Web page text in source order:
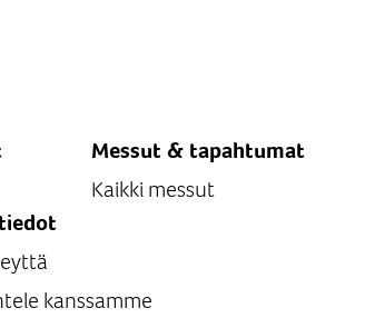
Messut & tapahtumat
Kaikki messut
kanssamme